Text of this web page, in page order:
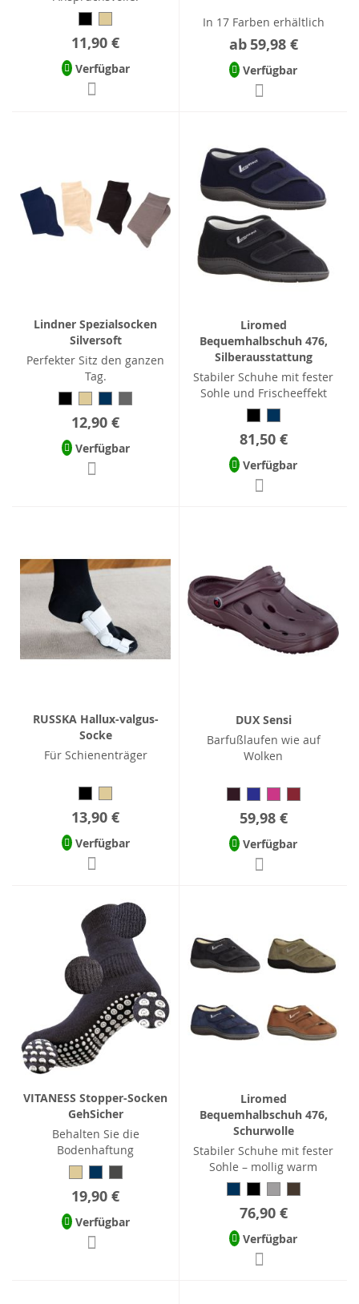
11,90 €
Verfügbar
In 17 Farben erhältlich
ab 59,98 €
Verfügbar
Lindner Spezialsocken
Silversoft
Perfekter Sitz den ganzen
Tag.
12,90 €
Verfügbar
Liromed
Bequemhalbschuh 476,
Silberausstattung
Stabiler Schuhe mit fester
Sohle und Frischeeffekt
81,50 €
Verfügbar
RUSSKA Hallux-valgus-
Socke
Für Schienenträger
13,90 €
Verfügbar
DUX Sensi
Barfußlaufen wie auf
Wolken
59,98 €
Verfügbar
VITANESS Stopper-Socken
GehSicher
Behalten Sie die
Bodenhaftung
19,90 €
Verfügbar
Liromed
Bequemhalbschuh 476,
Schurwolle
Stabiler Schuhe mit fester
Sohle – mollig warm
76,90 €
Verfügbar